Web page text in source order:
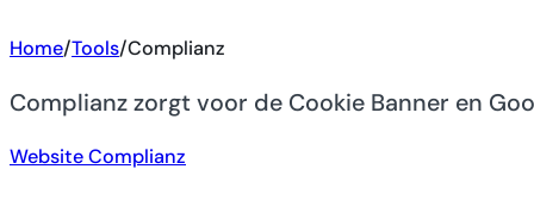
Home/Tools/Complianz
Complianz zorgt voor de Cookie Banner en
Website Complianz